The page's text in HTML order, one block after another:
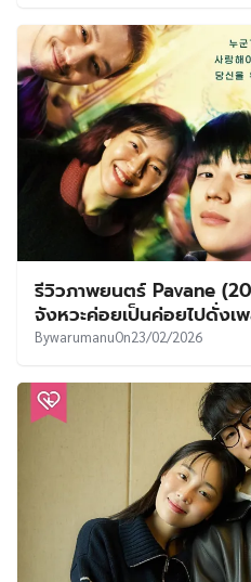
รีวิวภาพยนตร์ Pavane
จังหวะค่อยเป็นค่อยไปดั่งเ
BywarumanuOn23/02/2026